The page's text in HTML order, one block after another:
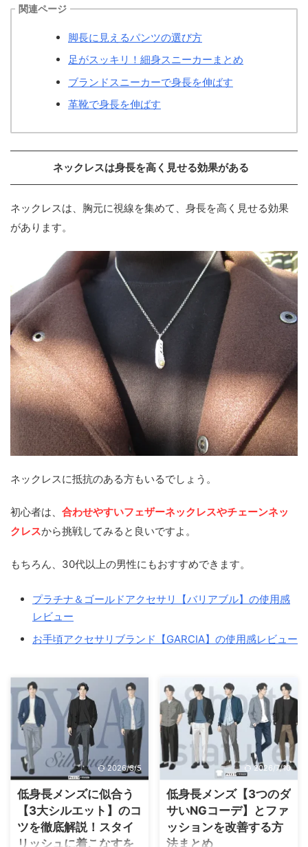
関連ページ
脚長に見えるパンツの選び方
足がスッキリ！細身スニーカーまとめ
ブランドスニーカーで身長を伸ばす
革靴で身長を伸ばす
ネックレスは身長を高く見せる効果がある
ネックレスは、胸元に視線を集めて、身長を高く見せる効果
があります。
ネックレスに抵抗のある方もいるでしょう。
初心者は、 合わせやすいフェザーネックレスやチェーンネッ
クレスから挑戦してみると良いですよ。
もちろん、30代以上の男性にもおすすめできます。
プラチナ＆ゴールドアクセサリ【バリアブル】の使用感
レビュー
お手頃アクセサリブランド【GARCIA】の使用感レビュー
2026/3/5
低身長メンズに似合う
【3大シルエット】のコ
ツを徹底解説！スタイ
リッシュに着こなすを
2026/7/10
低身長メンズ【3つのダ
サいNGコーデ】とファ
ッションを改善する方
法まとめ